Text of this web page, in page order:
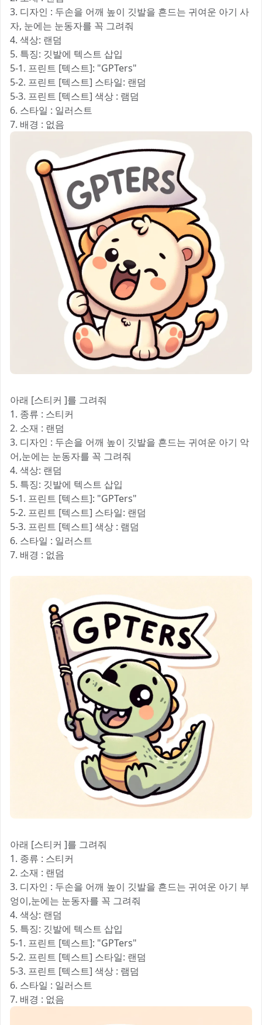
3. 디자인 : 두손을 어깨 높이 깃발을 흔드는 귀여운 아기 사
자, 눈에는 눈동자를 꼭 그려줘
4. 색상: 랜덤
5. 특징: 깃발에 텍스트 삽입
5-1. 프린트 [텍스트]: "GPTers"
5-2. 프린트 [텍스트] 스타일: 랜덤
5-3. 프린트 [텍스트] 색상 : 램덤
6. 스타일 : 일러스트
7. 배경 : 없음
아래 [스티커 ]를 그려줘
1. 종류 : 스티커
2. 소재 : 랜덤
3. 디자인 : 두손을 어깨 높이 깃발을 흔드는 귀여운 아기 악
어,눈에는 눈동자를 꼭 그려줘
4. 색상: 랜덤
5. 특징: 깃발에 텍스트 삽입
5-1. 프린트 [텍스트]: "GPTers"
5-2. 프린트 [텍스트] 스타일: 랜덤
5-3. 프린트 [텍스트] 색상 : 램덤
6. 스타일 : 일러스트
7. 배경 : 없음
아래 [스티커 ]를 그려줘
1. 종류 : 스티커
2. 소재 : 랜덤
3. 디자인 : 두손을 어깨 높이 깃발을 흔드는 귀여운 아기 부
엉이,눈에는 눈동자를 꼭 그려줘
4. 색상: 랜덤
5. 특징: 깃발에 텍스트 삽입
5-1. 프린트 [텍스트]: "GPTers"
5-2. 프린트 [텍스트] 스타일: 랜덤
5-3. 프린트 [텍스트] 색상 : 램덤
6. 스타일 : 일러스트
7. 배경 : 없음